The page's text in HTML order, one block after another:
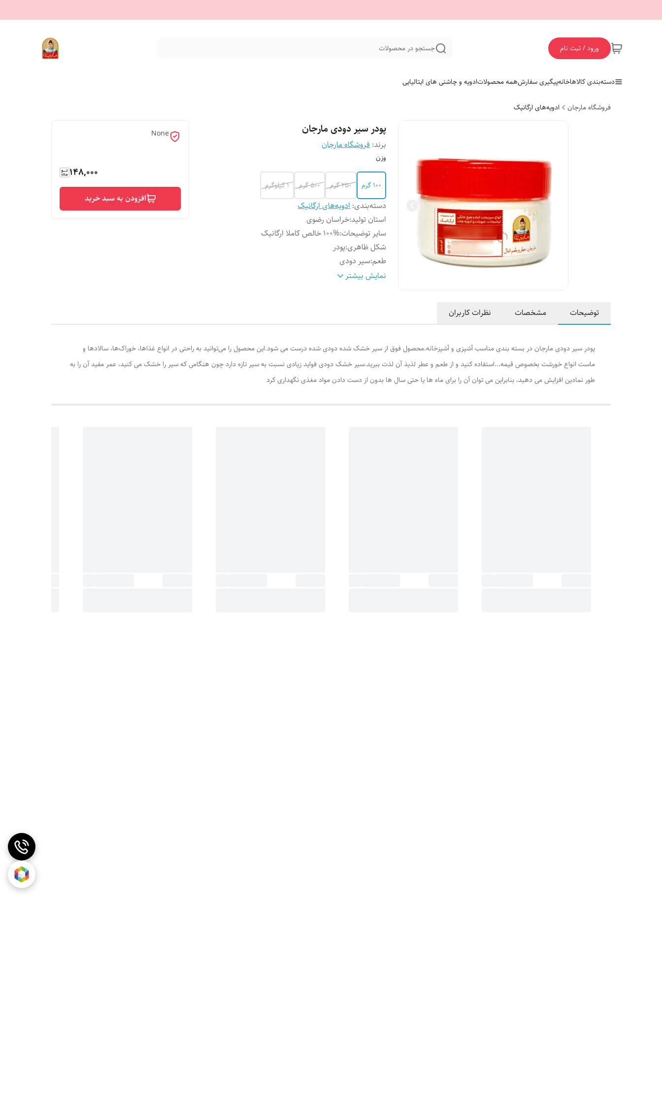
ورود / ثبت نام جستجو در محصولات
دسته‌بندی کالاهاخانهپیگیری سفارشهمه محصولاتادویه و چاشنی های ایتالیایی
فروشگاه مارجان ادویه‌های ارگانیک
پودر سیر دودی مارجان
برند:فروشگاه مارجان
وزن
100 گرم 250 گرم 500 گرم 1 کیلوگرم
دسته‌بندی:ادویه‌های ارگانیک
استان تولید:خراسان رضوی
سایر توضیحات:100% خالص کاملا ارگانیک
شکل ظاهری:پودر
طعم:سیر دودی
محل تولید:مشهدنمایش بیشتر
None
148,000
افزودن به سبد خرید
توضیحات مشخصات نظرات کاربران
پودر سیر دودی مارجان در بسته بندی مناسب آشپزی و آشپزخانه.محصول فوق از سیر خشک شده دودی شده درست می شود.این محصول را می‌توانید به راحتی در انواع غذاها، خوراک‌ها، سالادها و
ماست انواع خورشت بخصوص قیمه...استفاده کنید و از طعم و عطر لذیذ آن لذت ببرید.سیر خشک دودی فواید زیادی نسبت به سیر تازه دارد چون هنگامی که سیر را خشک می کنید، عمر مفید آن را به
طور نمادین افزایش می دهید، بنابراین می توان آن را برای ماه ها یا حتی سال ها بدون از دست دادن مواد مغذی نگهداری کرد